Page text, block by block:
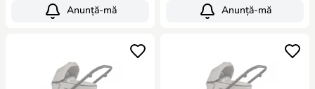
Anunță-mă Anunță-mă